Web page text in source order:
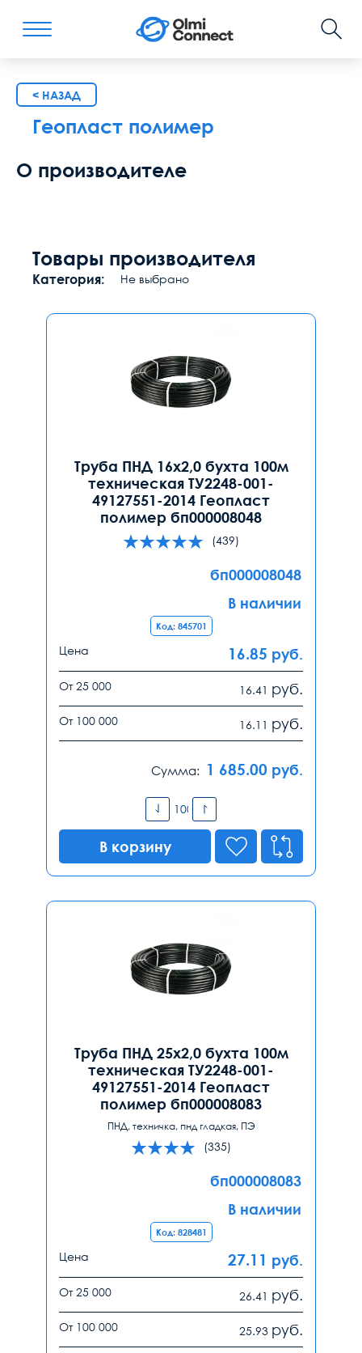
< НАЗАД
Геопласт полимер
О производителе
Товары производителя
Категория: Не выбрано
Труба ПНД 16х2,0 бухта 100м
техническая ТУ2248-001-
49127551-2014 Геопласт
полимер бп000008048
(439)
бп000008048
В наличии
Код: 845701
Цена 16.85 руб.
От 25 000 16.41 руб.
От 100 000 16.11 руб.
Сумма: 1 685.00 руб.
В корзину
Труба ПНД 25х2,0 бухта 100м
техническая ТУ2248-001-
49127551-2014 Геопласт
полимер бп000008083
ПНД, техничка, пнд гладкая, ПЭ
(335)
бп000008083
В наличии
Код: 828481
Цена 27.11 руб.
От 25 000 26.41 руб.
От 100 000 25.93 руб.